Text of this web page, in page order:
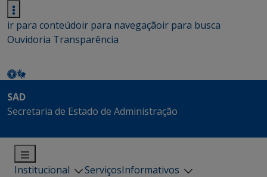
ir para conteúdoir para navegaçãoir para busca
Ouvidoria Transparência
SAD
Secretaria de Estado de Administração
Institucional ServiçosInformativos